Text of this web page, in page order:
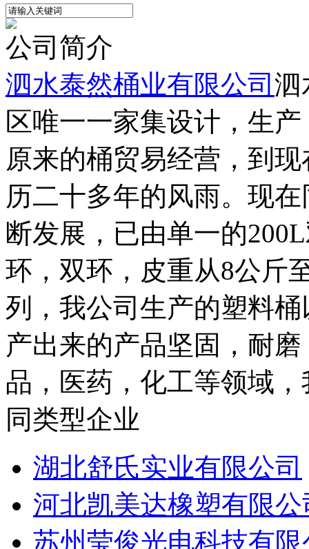
塑料箱
公司简介
泗水泰然桶业有限公司
区唯一一家集设计，生
原来的桶贸易经营，到
历二十多年的风雨。现
断发展，已由单一的
环，双环，皮重从8公斤
列，我公司生产的塑料
产出来的产品坚固，耐
品，医药，化工等领域
同类型企业
湖北舒氏实业有限公司
河北凯美达橡塑有限公